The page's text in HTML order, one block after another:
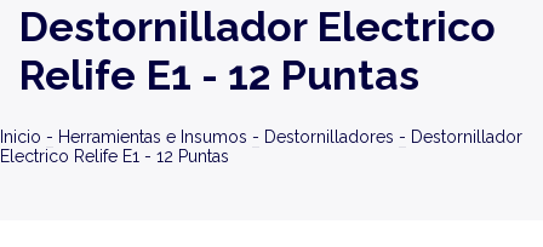
Destornillador Electrico
Relife E1 - 12 Puntas
Inicio - Herramientas e Insumos - Destornilladores - Destornillador
Electrico Relife E1 - 12 Puntas